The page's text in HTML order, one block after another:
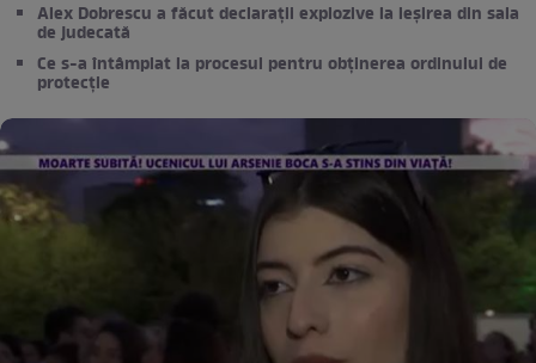
Alex Dobrescu a făcut declarații explozive la ieșirea din sala
de judecată
Ce s-a întâmplat la procesul pentru obținerea ordinului de
protecție